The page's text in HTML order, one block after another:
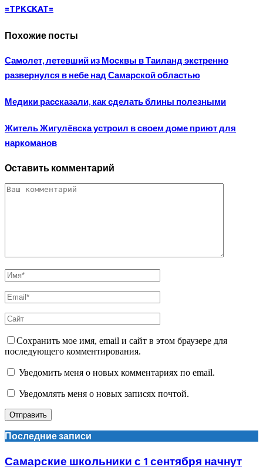
=TPKCKAT=
Похожие посты
Самолет, летевший из Москвы в Таиланд экстренно
развернулся в небе над Самарской областью
Медики рассказали, как сделать блины полезными
Житель Жигулёвска устроил в своем доме приют для
наркоманов
Оставить комментарий
Сохранить мое имя, email и сайт в этом браузере для
последующего комментирования.
Уведомить меня о новых комментариях по email.
Уведомлять меня о новых записях почтой.
Последние записи
Самарские школьники с 1 сентября начнут